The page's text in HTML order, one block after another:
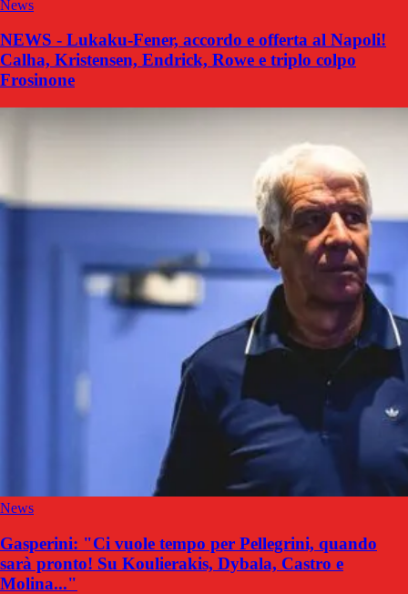
News
NEWS - Lukaku-Fener, accordo e offerta al Napoli!
Calha, Kristensen, Endrick, Rowe e triplo colpo
Frosinone
News
Gasperini: "Ci vuole tempo per Pellegrini, quando
sarà pronto! Su Koulierakis, Dybala, Castro e
Molina..."